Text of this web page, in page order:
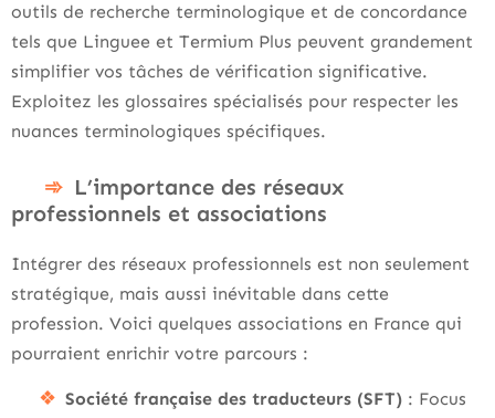
outils de recherche terminologique et de concordance
tels que Linguee et Termium Plus peuvent grandement
simplifier vos tâches de vérification significative.
Exploitez les glossaires spécialisés pour respecter les
nuances terminologiques spécifiques.
L’importance des réseaux
professionnels et associations
Intégrer des réseaux professionnels est non seulement
stratégique, mais aussi inévitable dans cette
profession. Voici quelques associations en France qui
pourraient enrichir votre parcours :
Société française des traducteurs (SFT) : Focus